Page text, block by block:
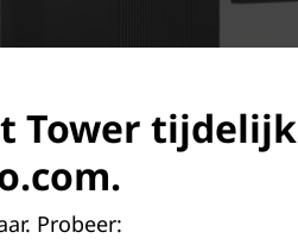
Tower tijdelijk
Probeer: